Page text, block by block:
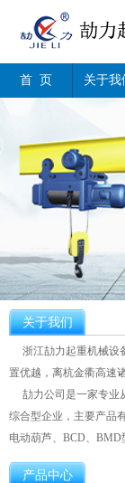
首 页 关于我
关于我们
浙江劼力起重机械设
置优越，离杭金衢高速
劼力公司是一家专业
综合型企业，主要产品
电动葫芦、BCD、BMD
产品中心